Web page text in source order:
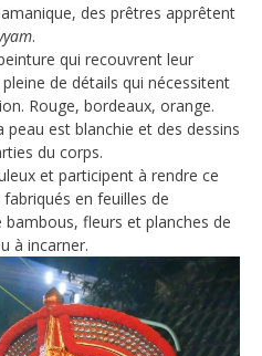
des prêtres apprêtent
.
qui recouvrent leur
de détails qui nécessitent
Rouge, bordeaux, orange.
peau est blanchie et des dessins
du corps.
et participent à rendre ce
en feuilles de
fleurs et planches de
à incarner.